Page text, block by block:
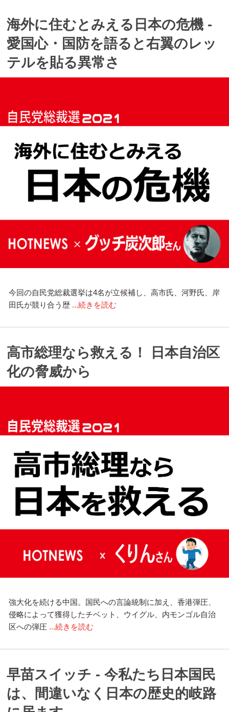
海外に住むとみえる日本の危機 ‐
愛国心・国防を語ると右翼のレッ
テルを貼る異常さ
今回の自民党総裁選挙は4名が立候補し、高市氏、河野氏、岸
田氏が競り合う歴 ...続きを読む
高市総理なら救える！ 日本自治区
化の脅威から
強大化を続ける中国。国民への言論統制に加え、香港弾圧、
侵略によって獲得したチベット、ウイグル、内モンゴル自治
区への弾圧 ...続きを読む
早苗スイッチ - 今私たち日本国民
は、間違いなく日本の歴史的岐路